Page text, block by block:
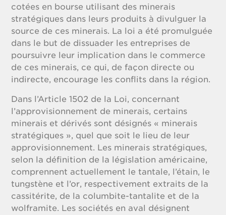
cotées en bourse utilisant des minerais
stratégiques dans leurs produits à divulguer la
source de ces minerais. La loi a été promulguée
dans le but de dissuader les entreprises de
poursuivre leur implication dans le commerce
de ces minerais, ce qui, de façon directe ou
indirecte, encourage les conflits dans la région.
Dans l’Article 1502 de la Loi, concernant
l’approvisionnement de minerais, certains
minerais et dérivés sont désignés « minerais
stratégiques », quel que soit le lieu de leur
approvisionnement. Les minerais stratégiques,
selon la définition de la législation américaine,
comprennent actuellement le tantale, l’étain, le
tungstène et l’or, respectivement extraits de la
cassitérite, de la columbite-tantalite et de la
wolframite. Les sociétés en aval désignent